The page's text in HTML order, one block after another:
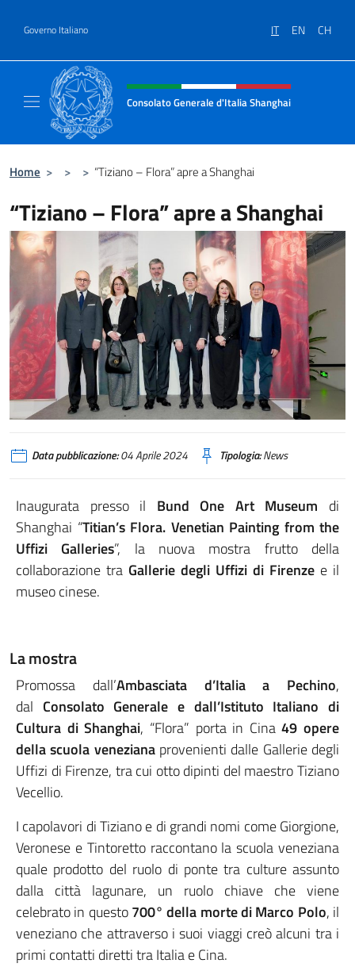
Governo Italiano IT EN CH
Intestazione sito, social e menù
Consolato Generale d'Italia Shanghai
Home > > > “Tiziano – Flora” apre a Shanghai
“Tiziano – Flora” apre a Shanghai
Data pubblicazione:04 Aprile 2024 Tipologia:News
Inaugurata presso il Bund One Art Museum di
Shanghai “Titian’s Flora. Venetian Painting from the
Uffizi Galleries”, la nuova mostra frutto della
collaborazione tra Gallerie degli Uffizi di Firenze e il
museo cinese.
La mostra
Promossa dall’Ambasciata d’Italia a Pechino,
dal Consolato Generale e dall’Istituto Italiano di
Cultura di Shanghai, “Flora” porta in Cina49 opere
della scuola venezianaprovenienti dalle Gallerie degli
Uffizi di Firenze, tra cui otto dipinti del maestro Tiziano
Vecellio.
I capolavori di Tiziano e di grandi nomi come Giorgione,
Veronese e Tintoretto raccontano la scuola veneziana
quale prodotto del ruolo di ponte tra culture assunto
dalla città lagunare, un ruolo chiave che viene
celebrato in questo700° della morte di Marco Polo, il
veneziano che attraverso i suoi viaggi creò alcuni tra i
primi contatti diretti tra Italia e Cina.